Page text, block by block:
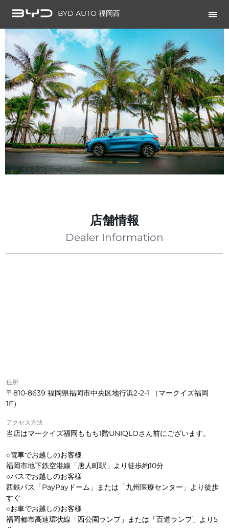
BYD AUTO 福岡西
店舗情報
Dealer Information
住所
〒810-8639 福岡県福岡市中央区地行浜2-2-1 （マークイズ福岡
1F）
アクセス方法
当店はマークイズ福岡ももち1階UNIQLOさん前にございます。
◇電車でお越しのお客様
福岡市地下鉄空港線「唐人町駅」より徒歩約10分
◇バスでお越しのお客様
西鉄バス「PayPayドーム」または「九州医療センター」より徒歩
すぐ
◇お車でお越しのお客様
福岡都市高速環状線「西公園ランプ」または「百道ランプ」より5